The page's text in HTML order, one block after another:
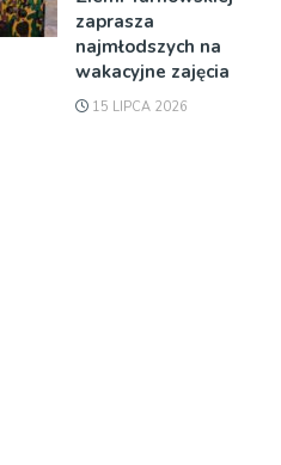
zaprasza
najmłodszych na
wakacyjne zajęcia
15 LIPCA 2026